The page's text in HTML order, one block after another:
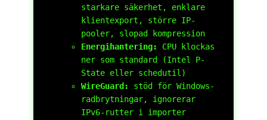
starkare säkerhet, enklare
klientexport, större IP-
pooler, slopad kompression
Energihantering:
CPU klockas
ner som standard (Intel P-
State eller schedutil)
WireGuard:
stöd för Windows-
radbrytningar, ignorerar
IPv6-rutter i importer